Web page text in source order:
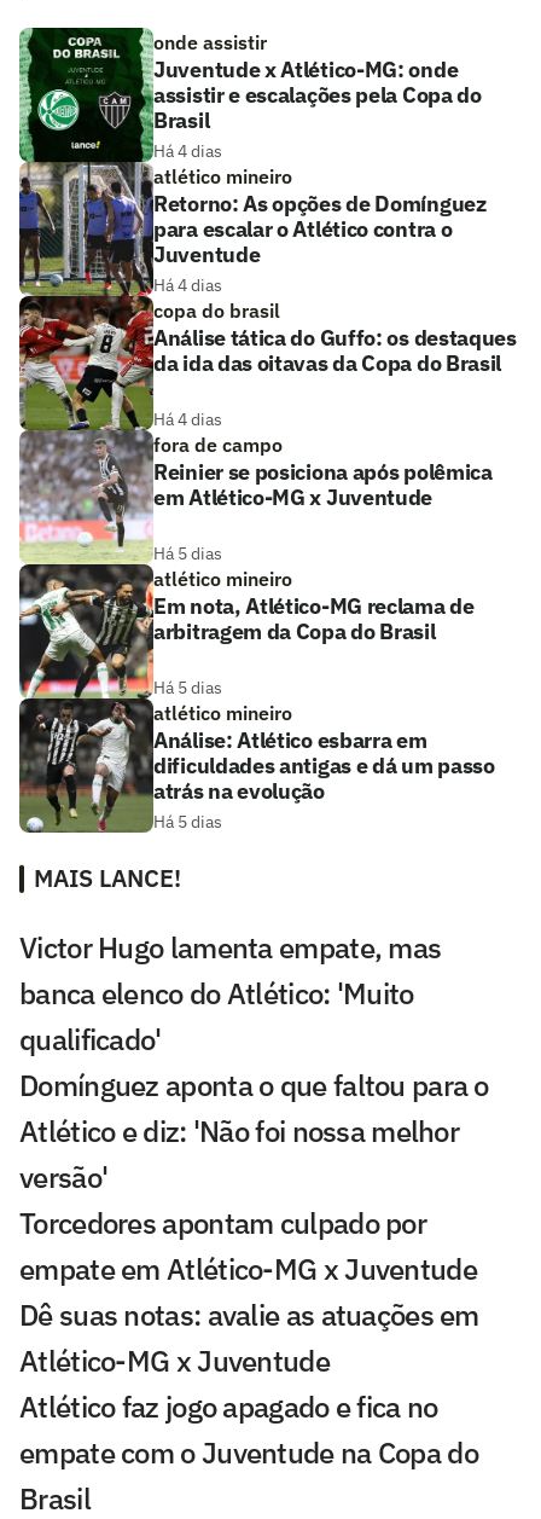
onde assistir
Juventude x Atlético-MG: onde
assistir e escalações pela Copa do
Brasil
Há 4 dias
atlético mineiro
Retorno: As opções de Domínguez
para escalar o Atlético contra o
Juventude
Há 4 dias
copa do brasil
Análise tática do Guffo: os destaques
da ida das oitavas da Copa do Brasil
Há 4 dias
fora de campo
Reinier se posiciona após polêmica
em Atlético-MG x Juventude
Há 5 dias
atlético mineiro
Em nota, Atlético-MG reclama de
arbitragem da Copa do Brasil
Há 5 dias
atlético mineiro
Análise: Atlético esbarra em
dificuldades antigas e dá um passo
atrás na evolução
Há 5 dias
MAIS LANCE!
Victor Hugo lamenta empate, mas
banca elenco do Atlético: 'Muito
qualificado'
Domínguez aponta o que faltou para o
Atlético e diz: 'Não foi nossa melhor
versão'
Torcedores apontam culpado por
empate em Atlético-MG x Juventude
Dê suas notas: avalie as atuações em
Atlético-MG x Juventude
Atlético faz jogo apagado e fica no
empate com o Juventude na Copa do
Brasil